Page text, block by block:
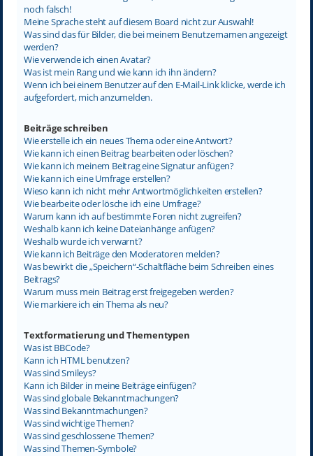
noch falsch!
Meine Sprache steht auf diesem Board nicht zur Auswahl!
Was sind das für Bilder, die bei meinem Benutzernamen angezeigt
werden?
Wie verwende ich einen Avatar?
Was ist mein Rang und wie kann ich ihn ändern?
Wenn ich bei einem Benutzer auf den E-Mail-Link klicke, werde ich
aufgefordert, mich anzumelden.
Beiträge schreiben
Wie erstelle ich ein neues Thema oder eine Antwort?
Wie kann ich einen Beitrag bearbeiten oder löschen?
Wie kann ich meinem Beitrag eine Signatur anfügen?
Wie kann ich eine Umfrage erstellen?
Wieso kann ich nicht mehr Antwortmöglichkeiten erstellen?
Wie bearbeite oder lösche ich eine Umfrage?
Warum kann ich auf bestimmte Foren nicht zugreifen?
Weshalb kann ich keine Dateianhänge anfügen?
Weshalb wurde ich verwarnt?
Wie kann ich Beiträge den Moderatoren melden?
Was bewirkt die „Speichern“-Schaltfläche beim Schreiben eines
Beitrags?
Warum muss mein Beitrag erst freigegeben werden?
Wie markiere ich ein Thema als neu?
Textformatierung und Thementypen
Was ist BBCode?
Kann ich HTML benutzen?
Was sind Smileys?
Kann ich Bilder in meine Beiträge einfügen?
Was sind globale Bekanntmachungen?
Was sind Bekanntmachungen?
Was sind wichtige Themen?
Was sind geschlossene Themen?
Was sind Themen-Symbole?